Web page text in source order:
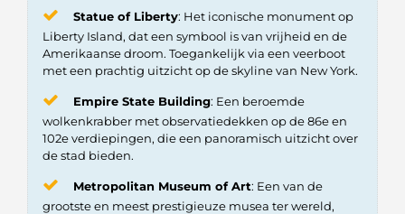
Statue of Liberty: Het iconische monument op
Liberty Island, dat een symbool is van vrijheid en de
Amerikaanse droom. Toegankelijk via een veerboot
met een prachtig uitzicht op de skyline van New York.
Empire State Building: Een beroemde
wolkenkrabber met observatiedekken op de 86e en
102e verdiepingen, die een panoramisch uitzicht over
de stad bieden.
Metropolitan Museum of Art: Een van de
grootste en meest prestigieuze musea ter wereld,